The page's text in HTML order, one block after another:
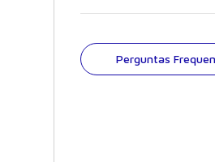
Perguntas